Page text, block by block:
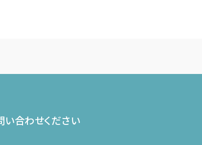
い合わせください